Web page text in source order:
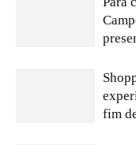
fim